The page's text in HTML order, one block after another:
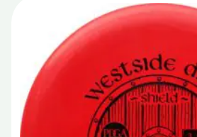
product
heeft
meerdere
variaties.
Deze